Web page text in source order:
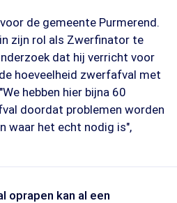
de gemeente Purmerend.
zijn rol als Zwerfinator te
dat hij verricht voor
hoeveelheid zwerfafval met
hebben hier bijna 60
doordat problemen worden
waar het echt nodig is",
oprapen kan al een